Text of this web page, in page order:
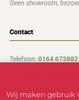
Geen showroom, b
Contact
Telefoon:0164 673882
Wij maken gebruik